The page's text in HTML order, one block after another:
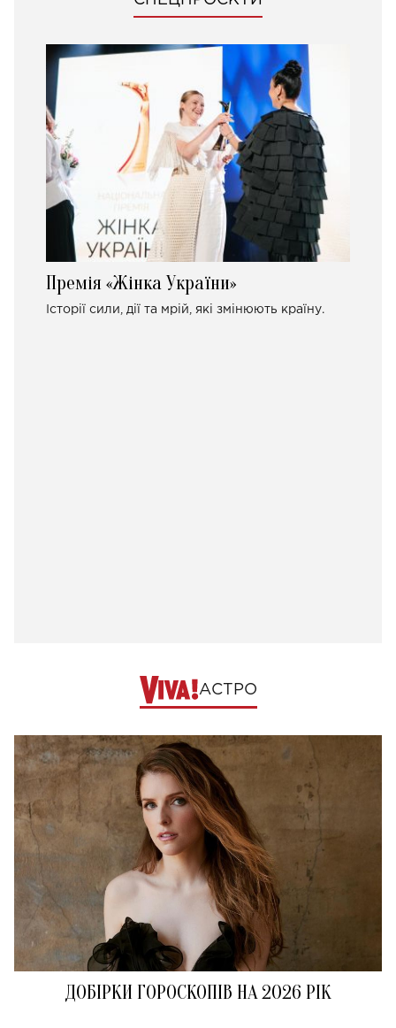
Премія «Жінка України»
Історії сили, дії та мрій, які змінюють країну.
АСТРО
ДОБІРКИ ГОРОСКОПІВ НА 2026 РІК